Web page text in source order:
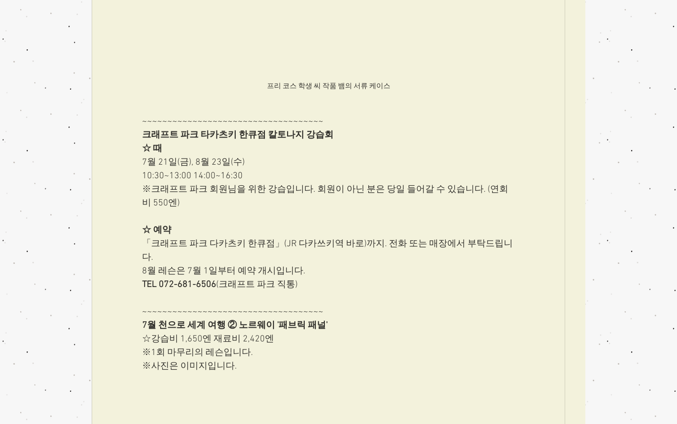
프리 코스 학생 씨 작품 뱀의 서류 케이스
~~~~~~~~~~~~~~~~~~~~~~~~~~~~~~~~~~~~
크래프트 파크 타카츠키 한큐점 칼토나지 강습회
☆ 때
7월 21일(금), 8월 23일(수)
10:30~13:00 14:00~16:30
※크래프트 파크 회원님을 위한 강습입니다. 회원이 아닌 분은 당일 들어갈 수 있습니다. (연회
비 550엔)
☆ 예약
「크래프트 파크 다카츠키 한큐점」(JR 다카쓰키역 바로)까지. 전화 또는 매장에서 부탁드립니
다.
8월 레슨은 7월 1일부터 예약 개시입니다.
TEL 072-681-6506(크래프트 파크 직통)
~~~~~~~~~~~~~~~~~~~~~~~~~~~~~~~~~~~~
7월 천으로 세계 여행 ② 노르웨이 '패브릭 패널'
☆강습비 1,650엔 재료비 2,420엔
※1회 마무리의 레슨입니다.
※사진은 이미지입니다.